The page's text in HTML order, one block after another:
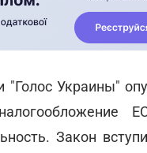
Украины"
Закон